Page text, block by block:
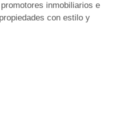
inmobiliarios e
con estilo y